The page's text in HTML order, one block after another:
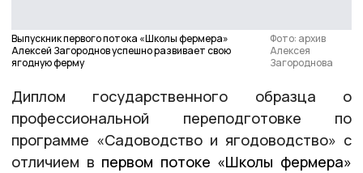
Выпускник первого потока «Школы фермера»
Алексей Загороднов успешно развивает свою
ягодную ферму
Фото: архив
Алексея
Загороднова
Диплом государственного образца о
профессиональной переподготовке по
программе «Садоводство и ягодоводство» с
отличием в первом потоке «Школы фермера»